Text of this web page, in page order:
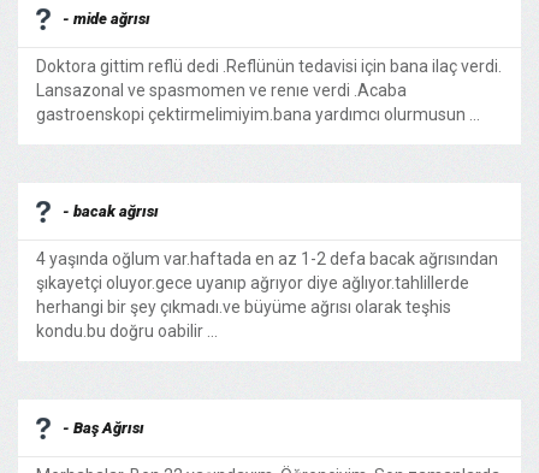
- mide ağrısı
Doktora gittim reflü dedi .Reflünün tedavisi için bana ilaç verdi.
Lansazonal ve spasmomen ve renıe verdi .Acaba
gastroenskopi çektirmelimiyim.bana yardımcı olurmusun ...
- bacak ağrısı
4 yaşında oğlum var.haftada en az 1-2 defa bacak ağrısından
şıkayetçi oluyor.gece uyanıp ağrıyor diye ağlıyor.tahlillerde
herhangi bir şey çıkmadı.ve büyüme ağrısı olarak teşhis
kondu.bu doğru oabilir ...
- Baş Ağrısı